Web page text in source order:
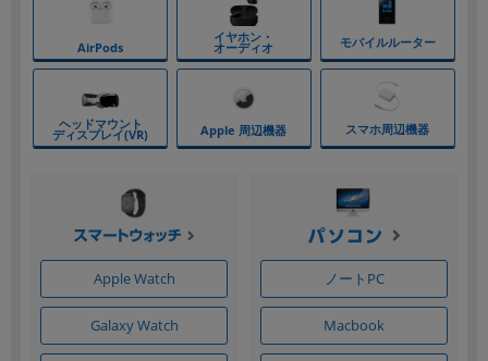
Apple Watch
Galaxy Watch
ノートPC
Macbook